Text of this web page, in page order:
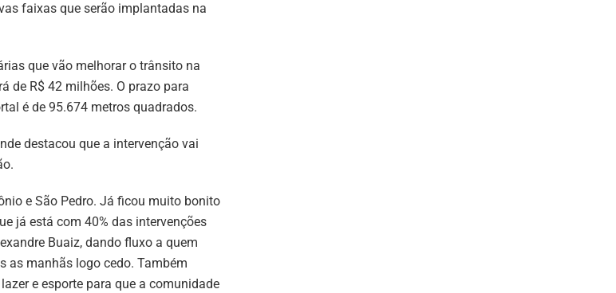
faixas que serão implantadas na
que vão melhorar o trânsito na
de R$ 42 milhões. O prazo para
é de 95.674 metros quadrados.
destacou que a intervenção vai
e São Pedro. Já ficou muito bonito
já está com 40% das intervenções
Buaiz, dando fluxo a quem
as manhãs logo cedo. Também
e esporte para que a comunidade